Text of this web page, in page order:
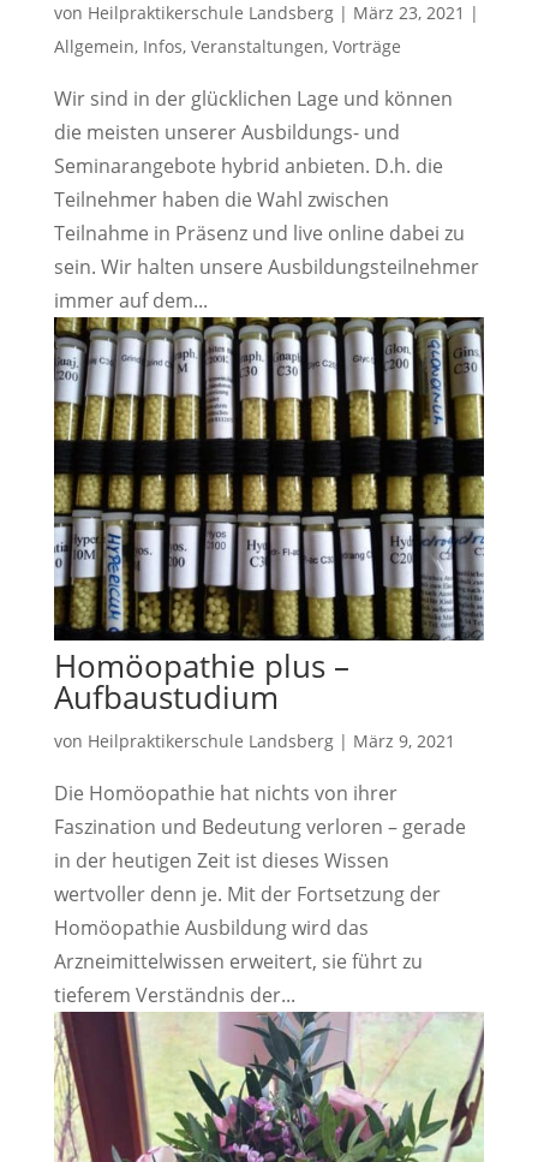
von Heilpraktikerschule Landsberg| März 23, 2021 |
Allgemein, Infos, Veranstaltungen, Vorträge
Wir sind in der glücklichen Lage und können
die meisten unserer Ausbildungs- und
Seminarangebote hybrid anbieten. D.h. die
Teilnehmer haben die Wahl zwischen
Teilnahme in Präsenz und live online dabei zu
sein. Wir halten unsere Ausbildungsteilnehmer
immer auf dem...
Homöopathie plus –
Aufbaustudium
von Heilpraktikerschule Landsberg| März 9, 2021
Die Homöopathie hat nichts von ihrer
Faszination und Bedeutung verloren – gerade
in der heutigen Zeit ist dieses Wissen
wertvoller denn je. Mit der Fortsetzung der
Homöopathie Ausbildung wird das
Arzneimittelwissen erweitert, sie führt zu
tieferem Verständnis der...